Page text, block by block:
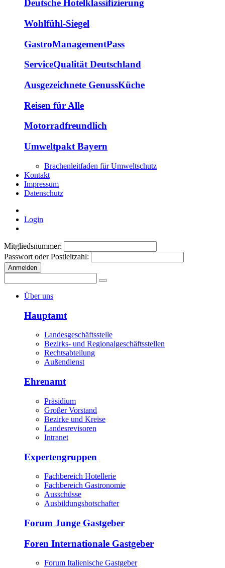
Deutsche Hotelklassifizierung
Wohlfühl-Siegel
GastroManagementPass
ServiceQualität Deutschland
Ausgezeichnete GenussKüche
Reisen für Alle
Motorradfreundlich
Umweltpakt Bayern
Brachenleitfaden für Umweltschutz
Kontakt
Impressum
Datenschutz
Login
Mitgliedsnummer:
Passwort oder Postleitzahl:
Anmelden
Über uns
Hauptamt
Landesgeschäftsstelle
Bezirks- und Regionalgeschäftsstellen
Rechtsabteilung
Außendienst
Ehrenamt
Präsidium
Großer Vorstand
Bezirke und Kreise
Landesrevisoren
Intranet
Expertengruppen
Fachbereich Hotellerie
Fachbereich Gastronomie
Ausschüsse
Ausbildungsbotschafter
Forum Junge Gastgeber
Foren Internationale Gastgeber
Forum Italienische Gastgeber